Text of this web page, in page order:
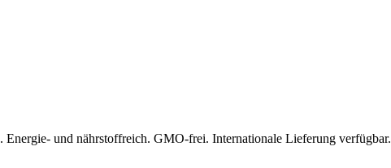
und nährstoffreich. GMO-frei. Internationale Lieferung verfügbar.